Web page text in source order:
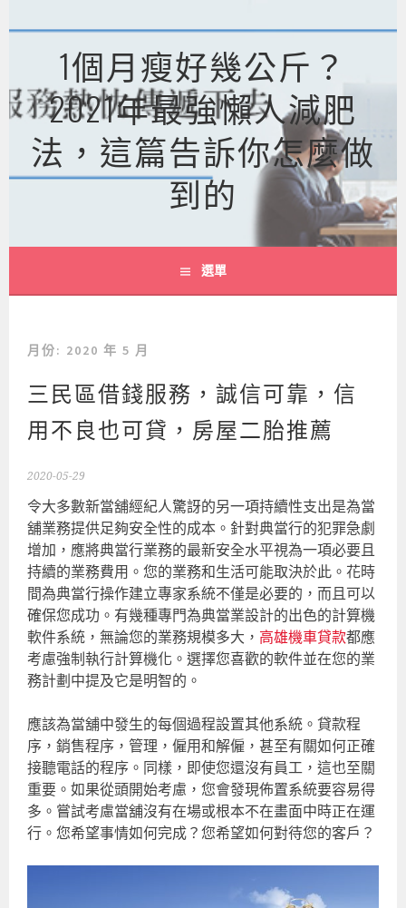
至
內
容
1個月瘦好幾公斤？
2021年最強懶人減肥
法，這篇告訴你怎麼做
到的
選單
月份: 2020 年 5 月
三民區借錢服務，誠信可靠，信
用不良也可貸，房屋二胎推薦
2020-05-29
令大多數新當舖經紀人驚訝的另一項持續性支出是為當
舖業務提供足夠安全性的成本。針對典當行的犯罪急劇
增加，應將典當行業務的最新安全水平視為一項必要且
持續的業務費用。您的業務和生活可能取決於此。花時
間為典當行操作建立專家系統不僅是必要的，而且可以
確保您成功。有幾種專門為典當業設計的出色的計算機
軟件系統，無論您的業務規模多大， 高雄機車貸款都應
考慮強制執行計算機化。選擇您喜歡的軟件並在您的業
務計劃中提及它是明智的。
應該為當舖中發生的每個過程設置其他系統。貸款程
序，銷售程序，管理，僱用和解僱，甚至有關如何正確
接聽電話的程序。同樣，即使您還沒有員工，這也至關
重要。如果從頭開始考慮，您會發現佈置系統要容易得
多。嘗試考慮當舖沒有在場或根本不在畫面中時正在運
行。您希望事情如何完成？您希望如何對待您的客戶？